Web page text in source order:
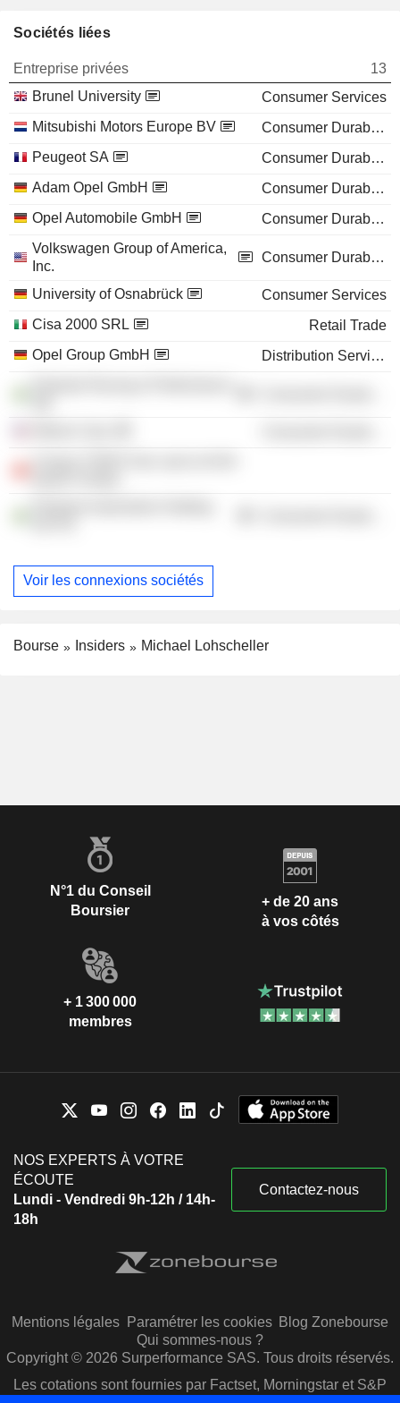
Sociétés liées
Entreprise privées
13
Brunel University
Consumer Services
Mitsubishi Motors Europe BV
Consumer Durables
Peugeot SA
Consumer Durables
Adam Opel GmbH
Consumer Durables
Opel Automobile GmbH
Consumer Durables
Volkswagen Group of America,
Inc.
Consumer Durables
University of Osnabrück
Consumer Services
Cisa 2000 SRL
Retail Trade
Opel Group GmbH
Distribution Services
Voir les connexions sociétés
Bourse Insiders Michael Lohscheller
N°1 du Conseil
Boursier
+ de 20 ans
à vos côtés
+ 1 300 000
membres
NOS EXPERTS À VOTRE
ÉCOUTE
Lundi - Vendredi 9h-12h / 14h-
18h
Contactez-nous
Mentions légales Paramétrer les cookies Blog Zonebourse
Qui sommes-nous ?
Copyright © 2026 Surperformance SAS. Tous droits réservés.
Les cotations sont fournies par Factset, Morningstar et S&P